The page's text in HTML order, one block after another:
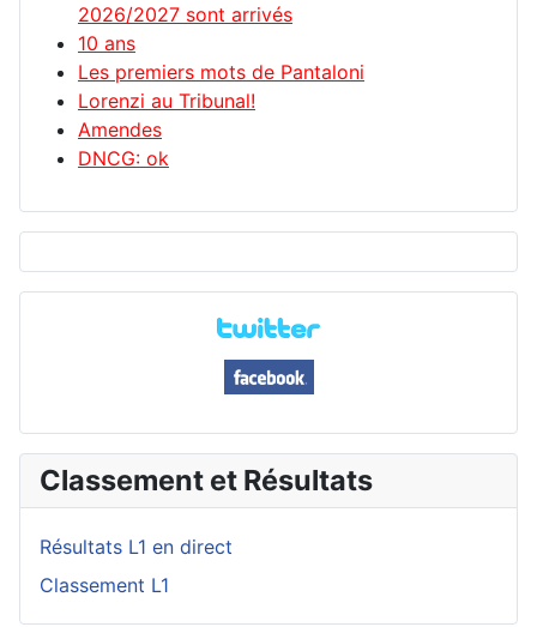
2026/2027 sont arrivés
10 ans
Les premiers mots de Pantaloni
Lorenzi au Tribunal!
Amendes
DNCG: ok
Classement et Résultats
Résultats L1 en direct
Classement L1